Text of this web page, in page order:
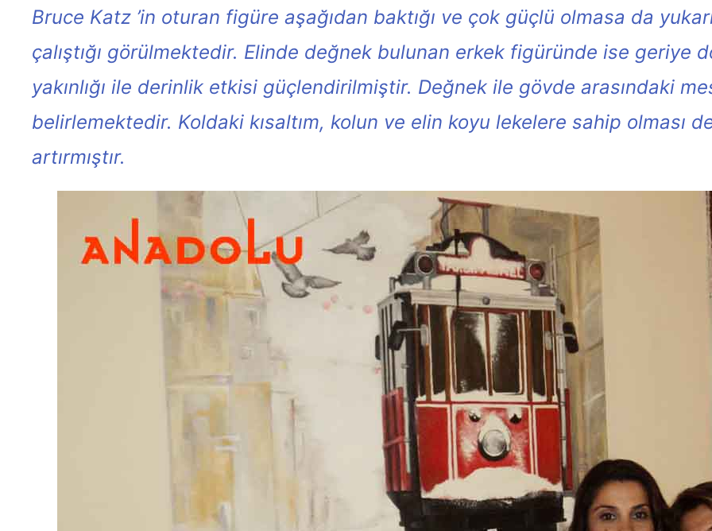
Bruce Katz ’in oturan figüre aşağıdan baktığı ve çok güçlü olmasa da
çalıştığı görülmektedir. Elinde değnek bulunan erkek figüründe ise geriye
yakınlığı ile derinlik etkisi güçlendirilmiştir. Değnek ile gövde arasındaki
belirlemektedir. Koldaki kısaltım, kolun ve elin koyu lekelere sahip olması
artırmıştır.